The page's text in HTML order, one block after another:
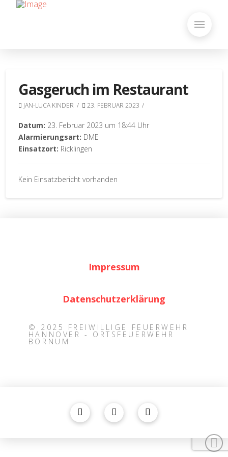
Gasgeruch im Restaurant
JAN-LUCA KINDER 23. FEBRUAR 2023
Datum: 23. Februar 2023 um 18:44 Uhr
Alarmierungsart: DME
Einsatzort: Ricklingen
Kein Einsatzbericht vorhanden
Impressum
Datenschutzerklärung
© 2025 FREIWILLIGE FEUERWEHR
HANNOVER - ORTSFEUERWEHR
BORNUM